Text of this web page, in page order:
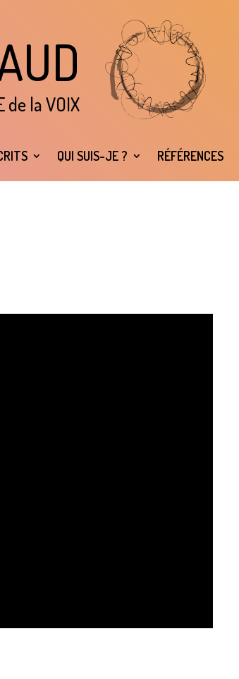
de la VOIX
QUI SUIS-JE ? RÉFÉRENCES